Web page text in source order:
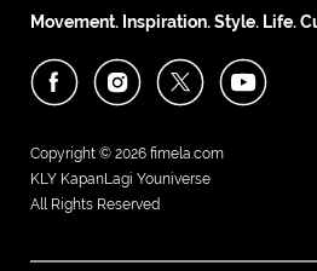
Movement. Inspiration. Style. Life.
Copyright © 2026 fimela.com
KLY KapanLagi Youniverse
All Rights Reserved